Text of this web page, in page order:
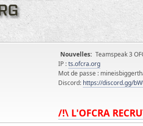
Nouvelles: Teamspeak 3
IP :ts.ofcra.org
Mot de passe :
Discord: https://discord.gg/
/!\ L'OFCRA